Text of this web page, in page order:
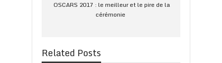
OSCARS 2017 : le meilleur et le pire de la
cérémonie
Related Posts